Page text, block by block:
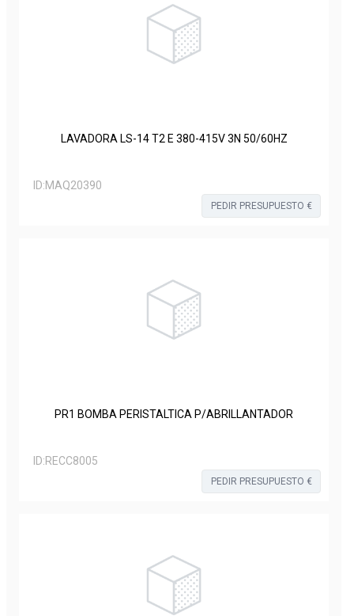
LAVADORA LS-14 T2 E 380-415V 3N 50/60HZ
ID:MAQ20390
PEDIR PRESUPUESTO €
PR1 BOMBA PERISTALTICA P/ABRILLANTADOR
ID:RECC8005
PEDIR PRESUPUESTO €